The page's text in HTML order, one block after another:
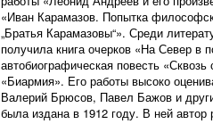
«Иван Карамазов. Попытка
„Братья Карамазовы“». Среди
получила книга очерков «На Север в
автобиографическая повесть
«Биармия». Его работы высоко
Валерий Брюсов, Павел Бажов и
была издана в 1912 году. В ней